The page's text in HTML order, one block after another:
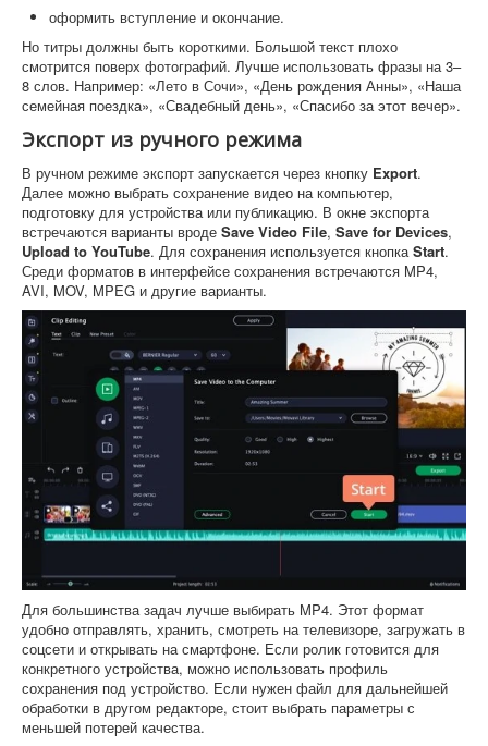
оформить вступление и окончание.
Но титры должны быть короткими. Большой текст плохо
смотрится поверх фотографий. Лучше использовать фразы на 3–
8 слов. Например: «Лето в Сочи», «День рождения Анны», «Наша
семейная поездка», «Свадебный день», «Спасибо за этот вечер».
Экспорт из ручного режима
В ручном режиме экспорт запускается через кнопку Export.
Далее можно выбрать сохранение видео на компьютер,
подготовку для устройства или публикацию. В окне экспорта
встречаются варианты вроде Save Video File, Save for Devices,
Upload to YouTube. Для сохранения используется кнопкаStart.
Среди форматов в интерфейсе сохранения встречаются MP4,
AVI, MOV, MPEG и другие варианты.
Для большинства задач лучше выбирать MP4. Этот формат
удобно отправлять, хранить, смотреть на телевизоре, загружать в
соцсети и открывать на смартфоне. Если ролик готовится для
конкретного устройства, можно использовать профиль
сохранения под устройство. Если нужен файл для дальнейшей
обработки в другом редакторе, стоит выбрать параметры с
меньшей потерей качества.